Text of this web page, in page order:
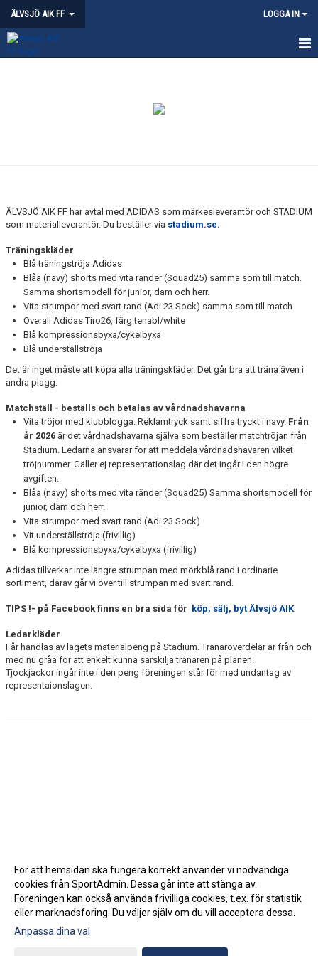
ÄLVSJÖ AIK FF LOGGA IN
ÄLVSJÖS IDROTTSPLATSER
KLÄDPROFIL
LEDARE
VÅRDNADSHAVARE
MATCHER
UTBILDNINGAR
ÄLVSJÖ AIK FF har avtal med ADIDAS som märkesleverantör och STADIUM
som materialleverantör. Du beställer via stadium.se.
Träningskläder
Blå träningströja Adidas
Blåa (navy) shorts med vita ränder (Squad25) samma som till match.
Samma shortsmodell för junior, dam och herr.
Vita strumpor med svart rand (Adi 23 Sock) samma som till match
Overall Adidas Tiro26, färg tenabl/white
Blå kompressionsbyxa/cykelbyxa
Blå underställströja
Det är inget måste att köpa alla träningskläder. Det går bra att träna även i
andra plagg.
Matchställ - beställs och betalas av vårdnadshavarna
Vita tröjor med klubblogga. Reklamtryck samt siffra tryckt i navy. Från
år 2026 är det vårdnadshavarna själva som beställer matchtröjan från
Stadium. Ledarna ansvarar för att meddela vårdnadshavaren vilket
tröjnummer. Gäller ej representationslag där det ingår i den högre
avgiften.
Blåa (navy) shorts med vita ränder (Squad25) Samma shortsmodell för
junior, dam och herr.
Vita strumpor med svart rand (Adi 23 Sock)
Vit underställströja (frivillig)
Blå kompressionsbyxa/cykelbyxa (frivillig)
Adidas tillverkar inte längre strumpan med mörkblå rand i ordinarie
sortiment, därav går vi över till strumpan med svart rand.
TIPS !- på Facebook finns en bra sida för köp, sälj, byt Älvsjö AIK
Ledarkläder
Får handlas av lagets materialpeng på Stadium. Tränaröverdelar är från och
med nu gråa för att enkelt kunna särskilja tränaren på planen.
Tjockjackor ingår inte i den peng föreningen står för med undantag av
representaionslagen.
Gå till Webbversion
För att hemsidan ska fungera korrekt använder vi nödvändiga
cookies från SportAdmin. Dessa går inte att stänga av.
Föreningen kan också använda frivilliga cookies, t.ex. för statistik
eller marknadsföring. Du väljer själv om du vill acceptera dessa.
Anpassa dina val